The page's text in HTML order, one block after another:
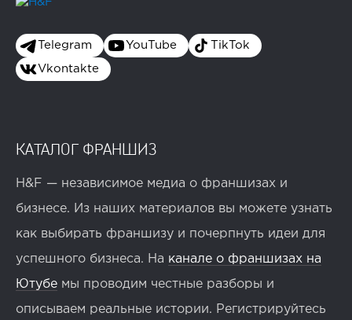
Telegram YouTube TikTok
Vkontakte
КАТАЛОГ ФРАНШИЗ
H&F — независимое медиа о франшизах и
бизнесе. Из наших материалов вы можете узнать
как выбирать франшизу и почерпнуть идеи для
успешного бизнеса. На канале о франшизах на
Ютубе мы проводим честные разборы и
описываем реальные истории. Регистрируйтесь